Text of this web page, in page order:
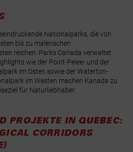
Nationalparks, die von
bis zu malerischen
reichen. Parks Canada verwaltet
wie der Point-Pelee- und der
im Osten sowie der Waterton-
im Westen machen Kanada zu
für Naturliebhaber.
PROJEKTE IN QUEBEC:
CORRIDORS